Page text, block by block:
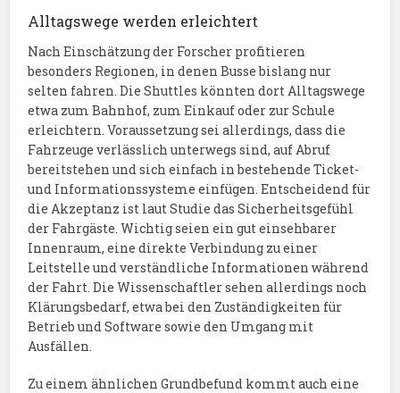
Alltagswege werden erleichtert
Nach Einschätzung der Forscher profitieren
besonders Regionen, in denen Busse bislang nur
selten fahren. Die Shuttles könnten dort Alltagswege
etwa zum Bahnhof, zum Einkauf oder zur Schule
erleichtern. Voraussetzung sei allerdings, dass die
Fahrzeuge verlässlich unterwegs sind, auf Abruf
bereitstehen und sich einfach in bestehende Ticket-
und Informationssysteme einfügen. Entscheidend für
die Akzeptanz ist laut Studie das Sicherheitsgefühl
der Fahrgäste. Wichtig seien ein gut einsehbarer
Innenraum, eine direkte Verbindung zu einer
Leitstelle und verständliche Informationen während
der Fahrt. Die Wissenschaftler sehen allerdings noch
Klärungsbedarf, etwa bei den Zuständigkeiten für
Betrieb und Software sowie den Umgang mit
Ausfällen.
Zu einem ähnlichen Grundbefund kommt auch eine